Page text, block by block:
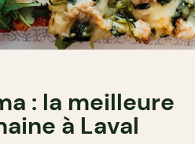
: la meilleure
à Laval